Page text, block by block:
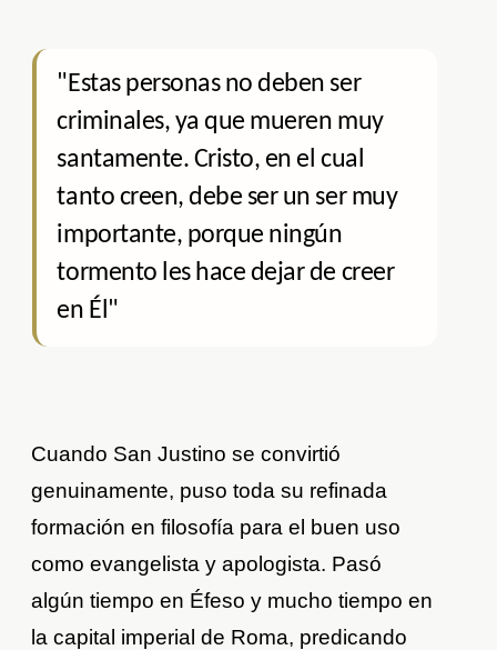
"Estas personas no deben ser
criminales, ya que mueren muy
santamente. Cristo, en el cual
tanto creen, debe ser un ser muy
importante, porque ningún
tormento les hace dejar de creer
en Él"
Cuando San Justino se convirtió
genuinamente, puso toda su refinada
formación en filosofía para el buen uso
como evangelista y apologista. Pasó
algún tiempo en Éfeso y mucho tiempo en
la capital imperial de Roma, predicando